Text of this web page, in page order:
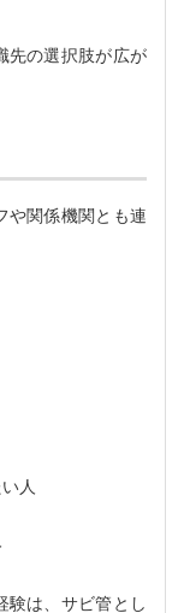
先の選択肢が広が
や関係機関とも連
人
験は、サビ管とし